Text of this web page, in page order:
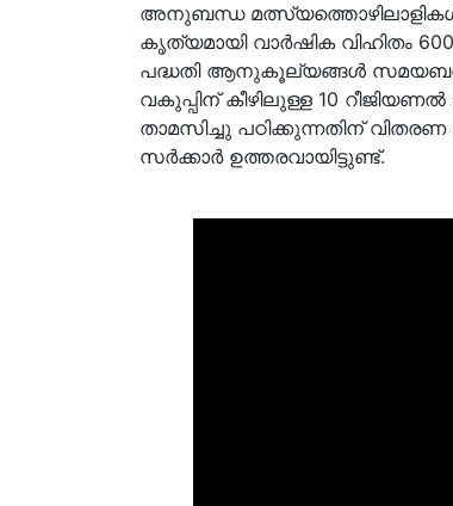
അനുബന്ധ
കൃത്യമായി വാര്‍ഷിക വിഹിതം
പദ്ധതി ആനുകൂല്യങ്ങള്‍
വകുപ്പിന് കീഴിലുള്ള 10
താമസിച്ചു പഠിക്കുന്നതിന്
സര്‍ക്കാര്‍ ഉത്തരവായിട്ടുണ്ട്.